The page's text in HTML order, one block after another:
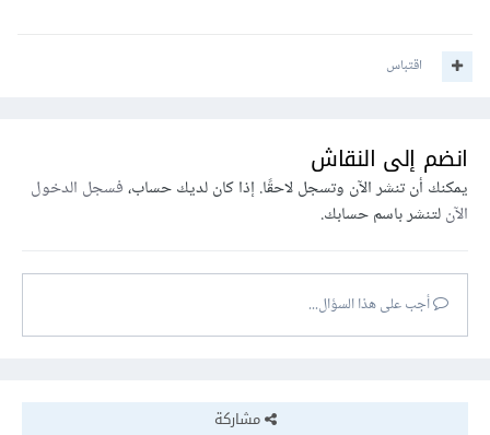
اقتباس
انضم إلى النقاش
يمكنك أن تنشر الآن وتسجل لاحقًا. إذا كان لديك حساب،فسجل الدخول
الآنلتنشر باسم حسابك.
أجب على هذا السؤال...
مشاركة